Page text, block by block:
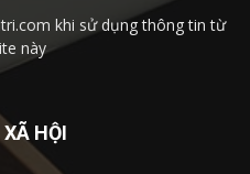
khi sử dụng thông tin từ
này
HỘI